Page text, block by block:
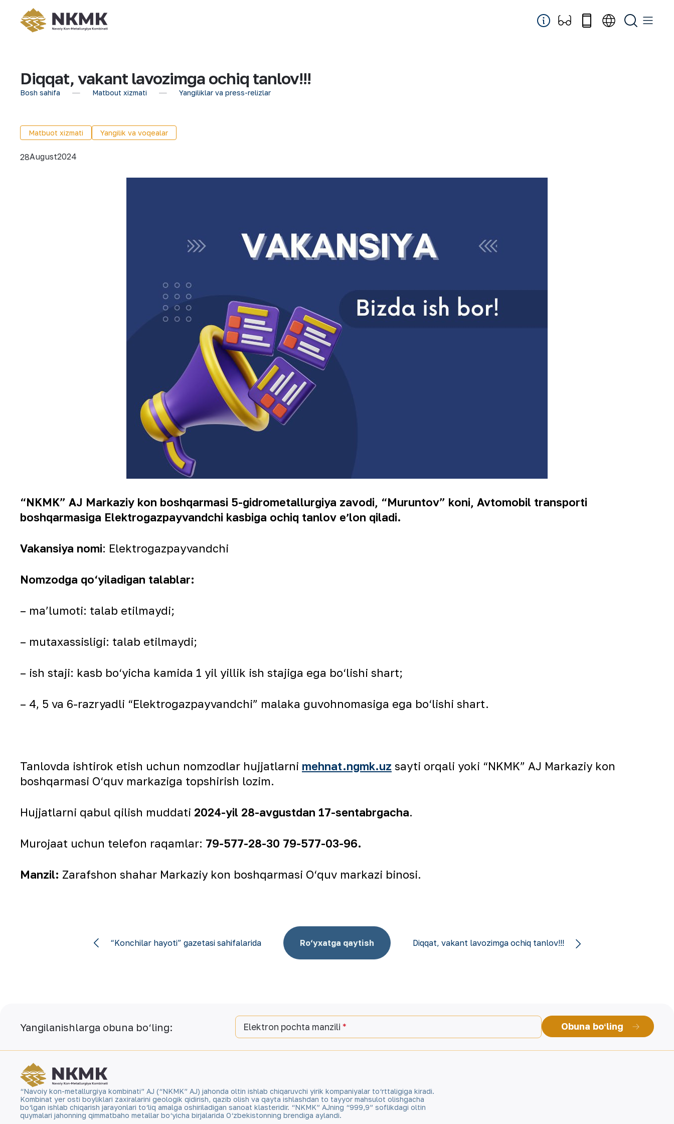
Diqqat, vakant lavozimga ochiq tanlov!!!
Bosh sahifa Matbout xizmati Yangiliklar va press-relizlar
Matbuot xizmati Yangilik va voqealar
28August2024
“NKMK” AJ Markaziy kon boshqarmasi 5-gidrometallurgiya zavodi, “Muruntov” koni, Avtomobil transporti
boshqarmasiga Elektrogazpayvandchi kasbiga ochiq tanlov eʼlon qiladi.
Vakansiya nomi: Elektrogazpayvandchi
Nomzodga qo‘yiladigan talablar:
– ma’lumoti: talab etilmaydi;
– mutaxassisligi: talab etilmaydi;
– ish staji: kasb bо‘yicha kamida 1 yil yillik ish stajiga ega bо‘lishi shart;
– 4, 5 va 6-razryadli “Elektrogazpayvandchi” malaka guvohnomasiga ega bо‘lishi shart.
Tanlovda ishtirok etish uchun nomzodlar hujjatlarni mehnat.ngmk.uz sayti orqali yoki “NKMK” AJ Markaziy kon
boshqarmasi О‘quv markaziga topshirish lozim.
Hujjatlarni qabul qilish muddati 2024-yil 28-avgustdan 17-sentabrgacha.
Murojaat uchun telefon raqamlar: 79-577-28-30 79-577-03-96.
Manzil: Zarafshon shahar Markaziy kon boshqarmasi О‘quv markazi binosi.
“Konchilar hayoti” gazetasi sahifalarida Ro‘yxatga qaytish Diqqat, vakant lavozimga ochiq tanlov!!!
Yangilanishlarga obuna bo‘ling: Elektron pochta manzili Obuna boʻling
“Navoiy kon-metallurgiya kombinati” AJ (“NKMK” AJ) jahonda oltin ishlab chiqaruvchi yirik kompaniyalar to‘rttaligiga kiradi.
Kombinat yer osti boyliklari zaxiralarini geologik qidirish, qazib olish va qayta ishlashdan to tayyor mahsulot olishgacha
bo‘lgan ishlab chiqarish jarayonlari to‘liq amalga oshiriladigan sanoat klasteridir. “NKMK” AJning “999,9” soflikdagi oltin
quymalari jahonning qimmatbaho metallar bo‘yicha birjalarida O‘zbekistonning brendiga aylandi.